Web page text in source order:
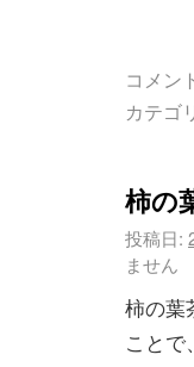
コメン
カテゴ
柿の
投稿日:
ません
柿の葉
ことで